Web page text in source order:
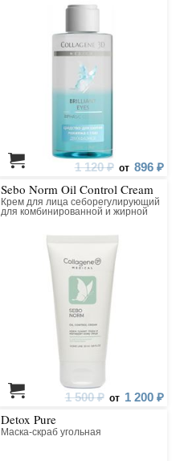
1 120 ₽ от 896 ₽
Sebo Norm Oil Control Cream
Крем для лица себорегулирующий
для комбинированной и жирной
1 500 ₽ от 1 200 ₽
Detox Pure
Маска-скраб угольная